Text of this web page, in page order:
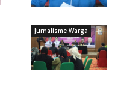
Jurnalisme Warga